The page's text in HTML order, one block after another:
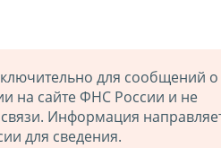
для сообщений о
на сайте ФНС России и не
Информация
для сведения.